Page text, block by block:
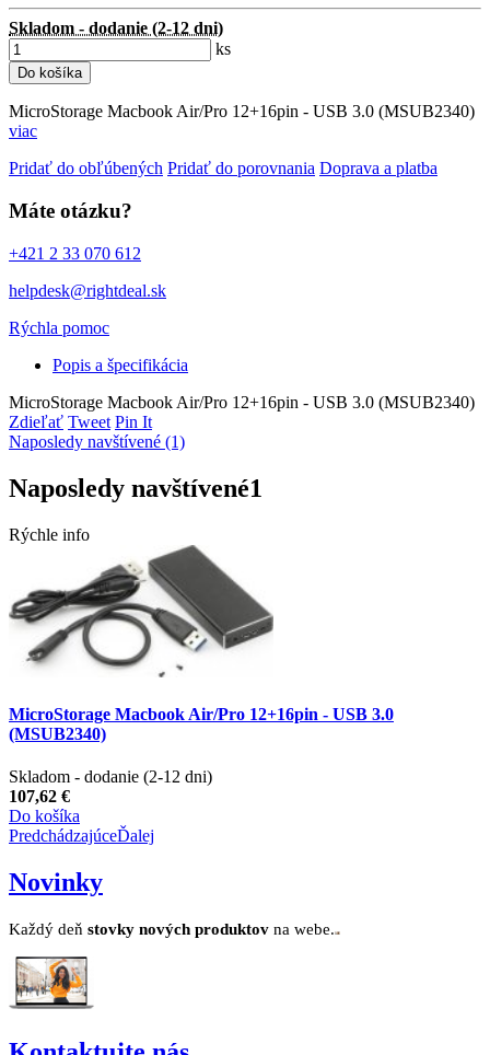
Skladom - dodanie (2-12 dni)
ks
Do košíka
MicroStorage Macbook Air/Pro 12+16pin - USB 3.0 (MSUB2340)
viac
Pridať do obľúbených Pridať do porovnania Doprava a platba
Máte otázku?
+421 2 33 070 612
helpdesk@rightdeal.sk
Rýchla pomoc
Popis a špecifikácia
MicroStorage Macbook Air/Pro 12+16pin - USB 3.0 (MSUB2340)
Zdieľať Tweet Pin It
Naposledy navštívené (1)
Naposledy navštívené1
Rýchle info
MicroStorage Macbook Air/Pro 12+16pin - USB 3.0
(MSUB2340)
Skladom - dodanie (2-12 dni)
107,62 €
Do košíka
PredchádzajúceĎalej
Novinky
Každý deň stovky nových produktov na webe.